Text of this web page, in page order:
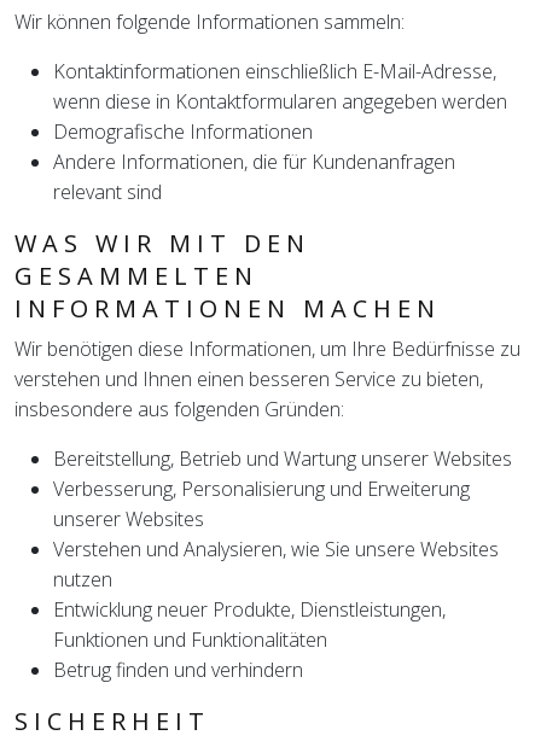
Wir können folgende Informationen sammeln:
Kontaktinformationen einschließlich E-Mail-Adresse,
wenn diese in Kontaktformularen angegeben werden
Demografische Informationen
Andere Informationen, die für Kundenanfragen
relevant sind
WAS WIR MIT DEN
GESAMMELTEN
INFORMATIONEN MACHEN
Wir benötigen diese Informationen, um Ihre Bedürfnisse zu
verstehen und Ihnen einen besseren Service zu bieten,
insbesondere aus folgenden Gründen:
Bereitstellung, Betrieb und Wartung unserer Websites
Verbesserung, Personalisierung und Erweiterung
unserer Websites
Verstehen und Analysieren, wie Sie unsere Websites
nutzen
Entwicklung neuer Produkte, Dienstleistungen,
Funktionen und Funktionalitäten
Betrug finden und verhindern
SICHERHEIT